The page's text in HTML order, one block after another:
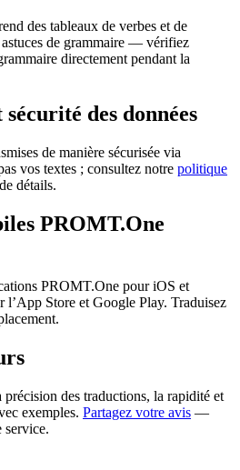
des tableaux de verbes et de
de grammaire — vérifiez
directement pendant la
des données
de manière sécurisée via
vos textes ; consultez notre politique
détails.
PROMT.One
PROMT.One pour iOS et
Store et Google Play. Traduisez
des traductions, la rapidité et
exemples. Partagez votre avis —
service.